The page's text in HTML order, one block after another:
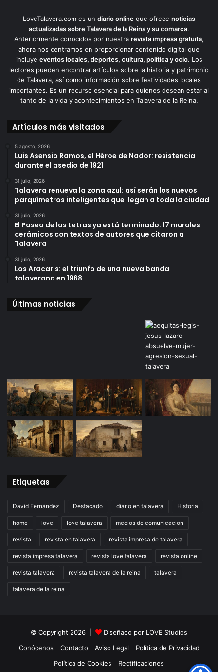
LoveTalavera.com es un diario online que ofrece noticias
actualizadas sobre Talavera de la Reina y su comarca.
Anteriormente conocidos por nuestra revista impresa gratuita,
ahora nos centramos en proporcionar contenido digital que
incluye eventos locales, deportes, cultura, política y ocio. Los
lectores pueden encontrar artículos sobre la historia y patrimonio
de Talavera, así como información sobre festividades locales
importantes. Es un recurso esencial para quienes desean estar al
tanto de la vida y acontecimientos en Talavera de la Reina.
Artículos más visitados
5 agosto, 2026
Luis Asensio Ramos, el Héroe de Nador: resistencia
durante el asedio de 1921
31 julio, 2026
Talavera renueva la zona azul: así serán los nuevos
parquímetros inteligentes que llegan a toda la ciudad
31 julio, 2026
El Paseo de las Letras ya está terminado: 17 murales
cerámicos con textos de autores que citaron a
Talavera
31 julio, 2026
Los Aracaris: el triunfo de una nueva banda
talaverana en 1968
Últimas noticias
Etiquetas
David Fernández Destacado diario en talavera Historia
home love love talavera medios de comunicacion
revista revista en talavera revista impresa de talavera
revista impresa talavera revista love talavera revista online
revista talavera revista talavera de la reina talavera
talavera de la reina
© Copyright 2026 | Diseñado por LOVE Studios
Conócenos
Contacto Aviso Legal
Política de Privacidad
Política de Cookies
Rectificaciones